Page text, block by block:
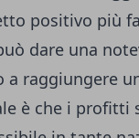
positivo più
dare una
raggiungere
è che i profitti